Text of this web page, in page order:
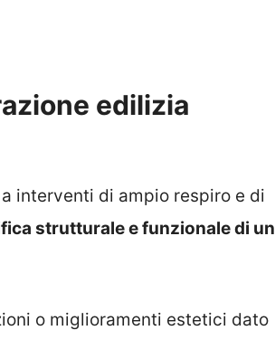
edilizia
interventi di ampio respiro e di
strutturale e funzionale di un
o miglioramenti estetici dato